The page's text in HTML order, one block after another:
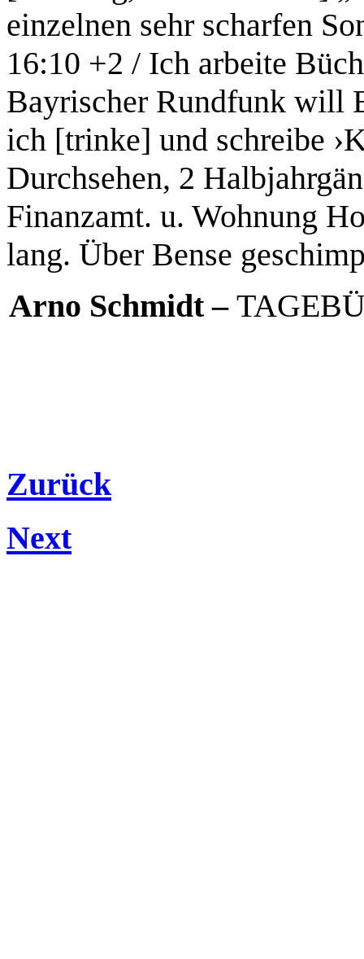
einzelnen sehr scharfen
16:10 +2 / Ich arbeite
Bayrischer Rundfunk will
ich [trinke] und schreibe
Durchsehen, 2
Finanzamt. u. Wohnung
lang. Über Bense
Arno Schmidt –
Zurück
Next